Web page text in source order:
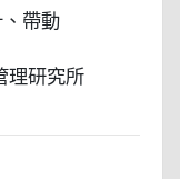
帶動
理研究所